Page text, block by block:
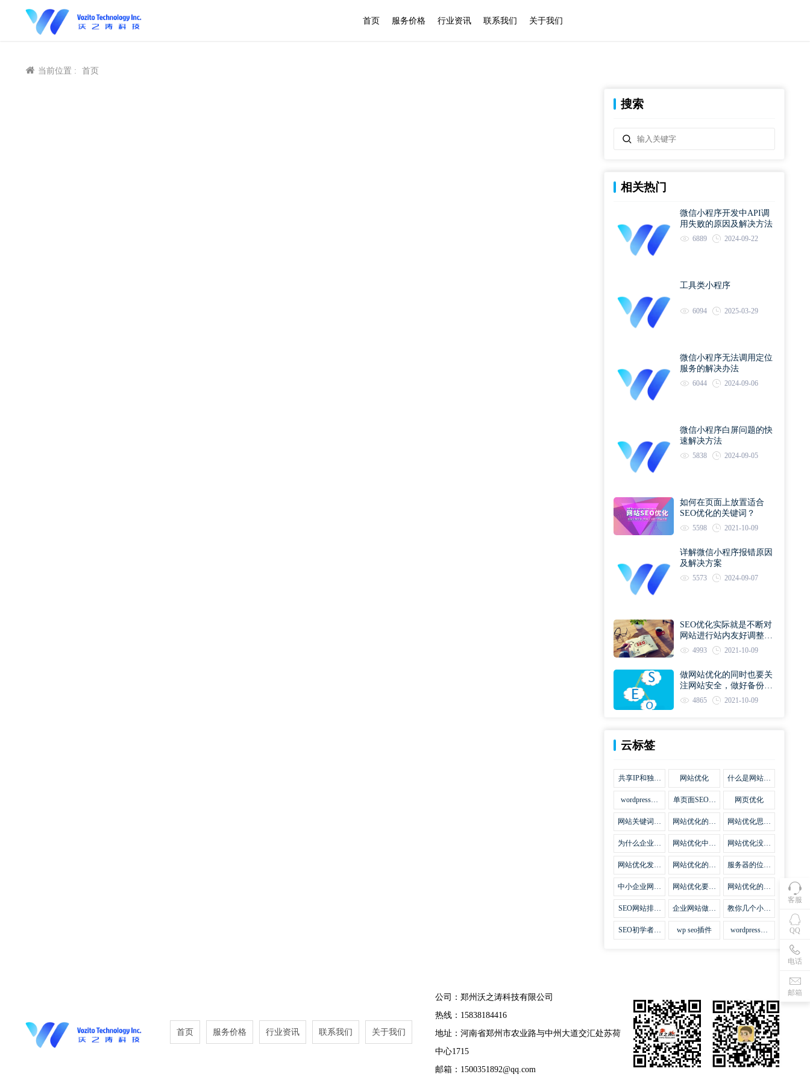
首页 服务价格 行业资讯 联系我们 关于我们
当前位置 : 首页
搜索
相关热门
微信小程序开发中API调
用失败的原因及解决方法
6889 2024-09-22
工具类小程序
6094 2025-03-29
微信小程序无法调用定位
服务的解决办法
6044 2024-09-06
微信小程序白屏问题的快
速解决方法
5838 2024-09-05
如何在页面上放置适合
SEO优化的关键词？
5598 2021-10-09
详解微信小程序报错原因
及解决方案
5573 2024-09-07
SEO优化实际就是不断对
网站进行站内友好调整直
到符合优化规则
4993 2021-10-09
做网站优化的同时也要关
注网站安全，做好备份工
作 4865 2021-10-09
云标签
共享IP和独立
网站优化
什么是网站优
wordpress网
集插件
单页面SEO网
网页优化
网站关键词优
么
网站优化的误
网站优化思路
要
为什么企业网
网站SEO优
网站优化中关
干问题
网站优化没有
味道
网站优化发挥
网站优化的费
服务器的位置
影响
中小企业网站
法
网站优化要不
网站优化的逆
SEO网站排名
法宝
企业网站做好
势
教你几个小技
页优化
SEO初学者，
wp seo插件
wordpress插
客服
QQ
电话
邮箱
首页 服务价格 行业资讯 联系我们 关于我们
公司：郑州沃之涛科技有限公司
热线：15838184416
地址：河南省郑州市农业路与中州大道交汇处苏荷
中心1715
邮箱：1500351892@qq.com